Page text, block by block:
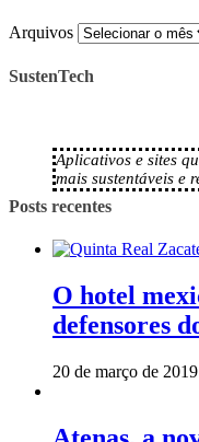
Arquivos
SustenTech
Aplicativos e sites
mais sustentáveis e
Posts recentes
O hotel
defensores
20 de março de 2019